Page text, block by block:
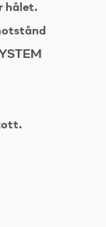
hålet.